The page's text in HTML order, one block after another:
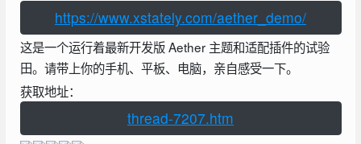
https://www.xstately.com/aether_demo/
这是一个运行着最新开发版 Aether 主题和适配插件的试验
田。请带上你的手机、平板、电脑，亲自感受一下。
获取地址：
thread-7207.htm